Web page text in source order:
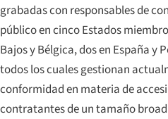
grabadas con responsables de
público en cinco Estados
Bajos y Bélgica, dos en España y
todos los cuales gestionan
conformidad en materia de
contratantes de un tamaño